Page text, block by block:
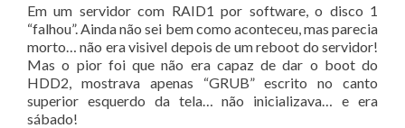
Em um servidor com RAID1 por software, o disco 1
“falhou”. Ainda não sei bem como aconteceu, mas parecia
morto… não era visivel depois de um reboot do servidor!
Mas o pior foi que não era capaz de dar o boot do
HDD2, mostrava apenas “GRUB” escrito no canto
superior esquerdo da tela… não inicializava… e era
sábado!